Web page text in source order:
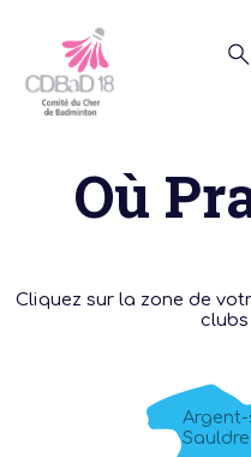
Où
Cliquez sur la zone de
Sauldre